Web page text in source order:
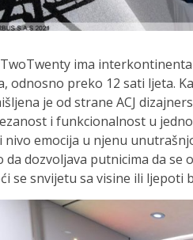
TwoTwenty ima
odnosno preko 12 sati ljeta.
je od strane ACJ
i funkcionalnost u
nivo emocija u njenu
da dozvoljava putnicima da se
se snvijetu sa visine ili ljepoti